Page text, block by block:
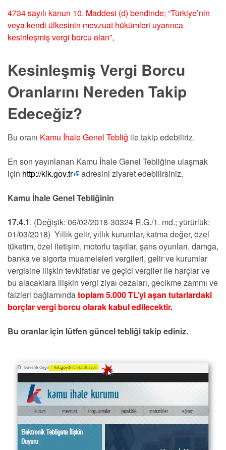
4734 sayılı kanun 10. Maddesi (d) bendinde; “Türkiye’nin
veya kendi ülkesinin mevzuat hükümleri uyarınca
kesinleşmiş vergi borcu olan”,
Kesinleşmiş Vergi Borcu
Oranlarını Nereden Takip
Edeceğiz?
Bu oranı Kamu İhale Genel Tebliğ ile takip edebiliriz.
En son yayınlanan Kamu İhale Genel Tebliğine ulaşmak
için http://kik.gov.tr adresini ziyaret edebilirsiniz.
Kamu İhale Genel Tebliğinin
17.4.1. (Değişik: 06/02/2018-30324 R.G./1. md.; yürürlük:
01/03/2018) Yıllık gelir, yıllık kurumlar, katma değer, özel
tüketim, özel iletişim, motorlu taşıtlar, şans oyunları, damga,
banka ve sigorta muameleleri vergileri, gelir ve kurumlar
vergisine ilişkin tevkifatlar ve geçici vergiler ile harçlar ve
bu alacaklara ilişkin vergi ziyaı cezaları, gecikme zammı ve
faizleri bağlamındatoplam 5.000 TL’yi aşan tutarlardaki
borçlar vergi borcu olarak kabul edilecektir.
Bu oranlar için lütfen güncel tebliği takip ediniz.